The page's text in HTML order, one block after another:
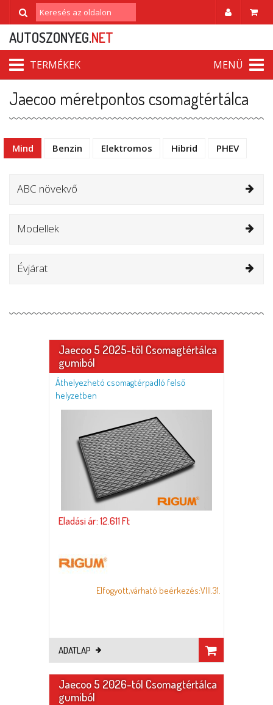
AUTOSZONYEG.NET
TERMÉKEK MENÜ
Jaecoo méretpontos csomagtértálca
Mind Benzin Elektromos Hibrid PHEV
ABC növekvő
Modellek
Évjárat
Jaecoo 5 2025-től Csomagtértálca
gumiból
Áthelyezhetó csomagtérpadló felső
helyzetben
Eladási ár: 12.611 Ft
Elfogyott,várható beérkezés:VIII.31.
ADATLAP
Jaecoo 5 2026-tól Csomagtértálca
gumiból